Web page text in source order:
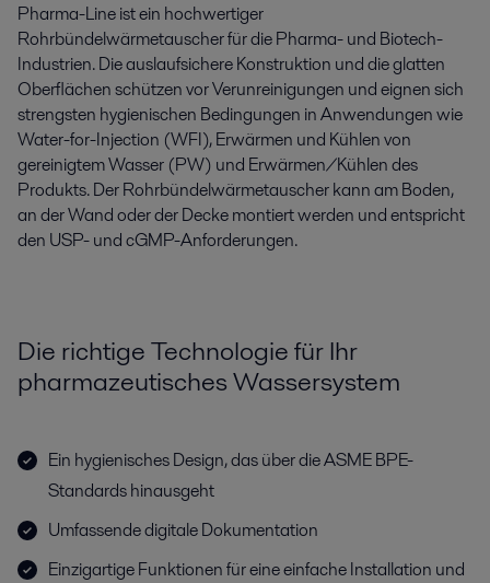
Pharma-Line ist ein hochwertiger
Rohrbündelwärmetauscher für die Pharma- und Biotech-
Industrien. Die auslaufsichere Konstruktion und die glatten
Oberflächen schützen vor Verunreinigungen und eignen sich
strengsten hygienischen Bedingungen in Anwendungen wie
Water-for-Injection (WFI), Erwärmen und Kühlen von
gereinigtem Wasser (PW) und Erwärmen/Kühlen des
Produkts. Der Rohrbündelwärmetauscher kann am Boden,
an der Wand oder der Decke montiert werden und entspricht
den USP- und cGMP-Anforderungen.
Die richtige Technologie für Ihr
pharmazeutisches Wassersystem
Ein hygienisches Design, das über die ASME BPE-
Standards hinausgeht
Umfassende digitale Dokumentation
Einzigartige Funktionen für eine einfache Installation und